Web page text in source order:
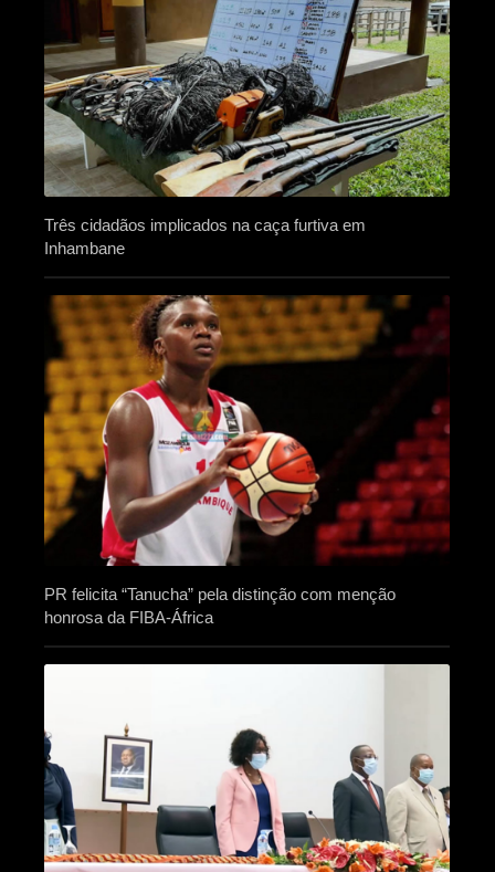
Três cidadãos implicados na caça furtiva em
Inhambane
PR felicita “Tanucha” pela distinção com menção
honrosa da FIBA-África